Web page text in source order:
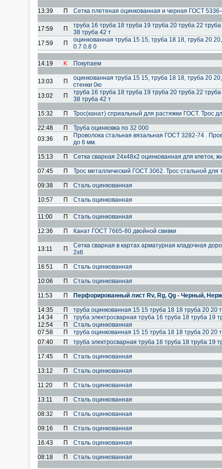
13:39 П Сетка плетеная оцинкованная и черная ГОСТ
17:59 П
труба 16 труба 18 труба 19 труба 20 труба 22
38 труба 42 т
17:59
П
оцинкованная труба 15 15, труба 18 18, труба 20
0.7 0.8 0
14:19 K Покупаем
13:03 П
оцинкованная труба 15 15, труба 18 18, труба 20
стенки 0ю
13:02
П
труба 16 труба 18 труба 19 труба 20 труба 22
38 труба 42 т
15:32 П Трос(канат) сприальный для растяжки ГОСТ. Трос
22:48 П
Труба оцинковка по 32 000
03:36
П
Проволока стальная вязальная ГОСТ 3282-74 .
до 6 мм.
15:13 П Сетка сварная 24х48х2 оцинкованная для клеток,
07:45 П Трос металлический ГОСТ 3062. Трос стальной для
09:38 П Сталь оцинкованная
10:57 П Сталь оцинкованная
11:00 П Сталь оцинкованная
12:36 П Канат ГОСТ 7665-80 двойной свивки
13:11 П
Сетка сварная в картах арматурная кладочная
2х6
16:51 П Сталь оцинкованная
10:06 П Сталь оцинкованная
11:53 П Перфорированный лист Rv, Rg, Qg - Черный,
14:35 П
труба оцинкованная 15 15 труба 18 18 труба 20 20
14:34
П
труба электросварная труба 16 труба 18 труба 19
12:54
П
Сталь оцинкованная
07:58
П
труба оцинкованная 15 15 труба 18 18 труба 20 20
07:40
П труба электросварная труба 16 труба 18 труба 19
17:45 П Сталь оцинкованная
13:12 П Сталь оцинкованная
11:20 П Сталь оцинкованная
13:11 П Сталь оцинкованная
08:32 П Сталь оцинкованная
09:16 П Сталь оцинкованная
16:43 П Сталь оцинкованная
08:18 П Сталь оцинкованная